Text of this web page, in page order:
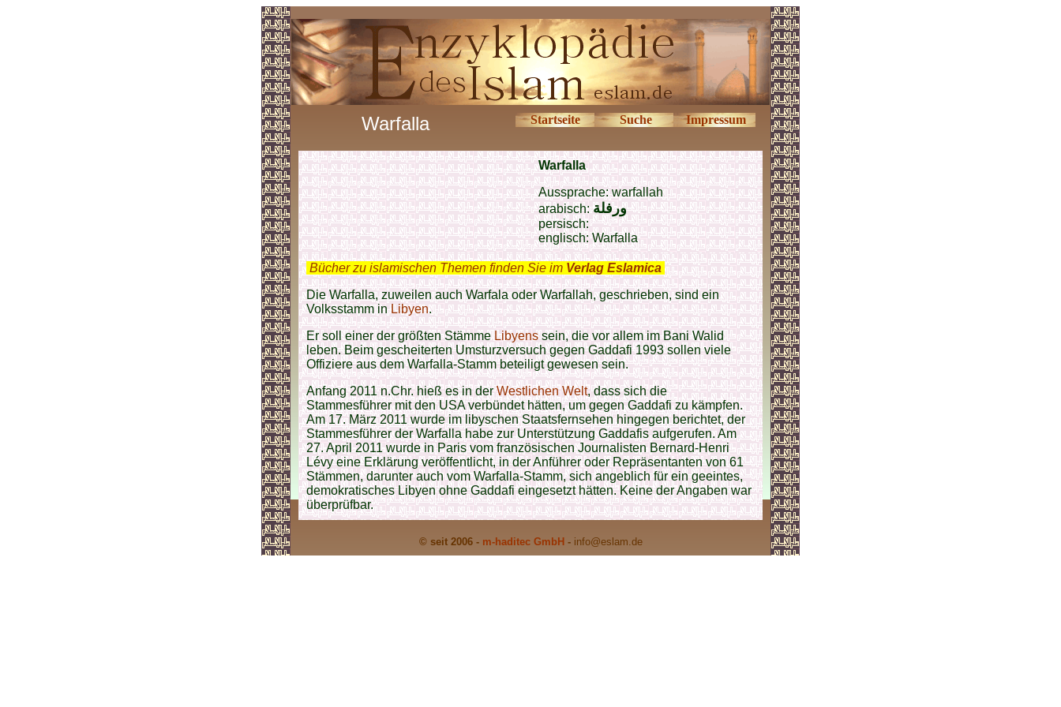
Warfalla Startseite Suche Impressum
Warfalla
Aussprache: warfallah
arabisch:ورفلة
persisch:
englisch:Warfalla
Bücher zu islamischen Themen finden Sie im Verlag Eslamica
Die Warfalla, zuweilen auch Warfala oder Warfallah, geschrieben, sind ein
Volksstamm inLibyen.
Er soll einer der größten StämmeLibyenssein, die vor allem im Bani Walid
leben. Beim gescheiterten Umsturzversuch gegen Gaddafi 1993 sollen viele
Offiziere aus dem Warfalla-Stamm beteiligt gewesen sein.
Anfang 2011 n.Chr. hieß es in derWestlichen Welt, dass sich die
Stammesführer mit den USA verbündet hätten, um gegen Gaddafi zu kämpfen.
Am 17. März 2011 wurde im libyschen Staatsfernsehen hingegen berichtet, der
Stammesführer der Warfalla habe zur Unterstützung Gaddafis aufgerufen. Am
27. April 2011 wurde in Paris vom französischen Journalisten Bernard-Henri
Lévy eine Erklärung veröffentlicht, in der Anführer oder Repräsentanten von 61
Stämmen, darunter auch vom Warfalla-Stamm, sich angeblich für ein geeintes,
demokratisches Libyen ohne Gaddafi eingesetzt hätten. Keine der Angaben war
überprüfbar.
© seit 2006 - m-haditec GmbH - info@eslam.de